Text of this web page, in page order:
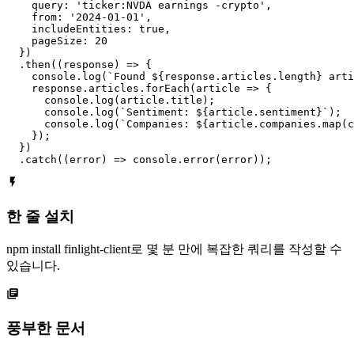
    query: 'ticker:NVDA earnings -crypto',
    from: '2024-01-01',
    includeEntities: true,
    pageSize: 20
  })
  .then((response) => {
console.log(`Found ${response.articles.length}
    response.articles.forEach(article => {
      console.log(article.title);
      console.log(`Sentiment: ${article.sentiment}`);
console.log(`Companies:
    });
  })
  .catch((error) => console.error(error));
한 줄 설치
npm install finlight-client로 몇 분 만에 복잡한 쿼리를 작성할 수
있습니다.
풍부한 문서